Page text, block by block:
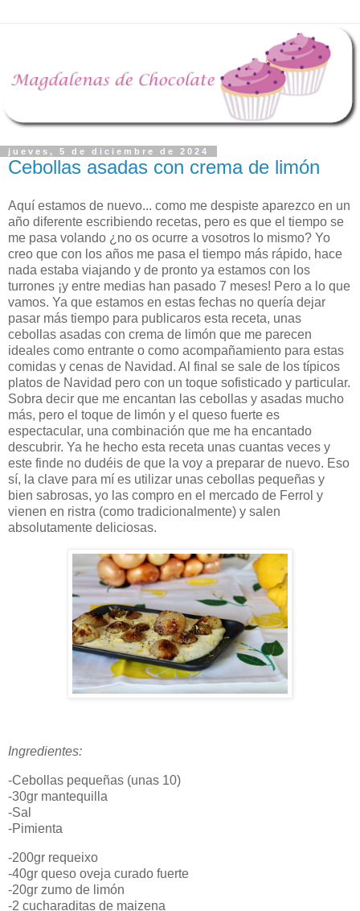
jueves, 5 de diciembre de 2024
Cebollas asadas con crema de limón
Aquí estamos de nuevo... como me despiste aparezco en un
año diferente escribiendo recetas, pero es que el tiempo se
me pasa volando ¿no os ocurre a vosotros lo mismo? Yo
creo que con los años me pasa el tiempo más rápido, hace
nada estaba viajando y de pronto ya estamos con los
turrones ¡y entre medias han pasado 7 meses! Pero a lo que
vamos. Ya que estamos en estas fechas no quería dejar
pasar más tiempo para publicaros esta receta, unas
cebollas asadas con crema de limón que me parecen
ideales como entrante o como acompañamiento para estas
comidas y cenas de Navidad. Al final se sale de los típicos
platos de Navidad pero con un toque sofisticado y particular.
Sobra decir que me encantan las cebollas y asadas mucho
más, pero el toque de limón y el queso fuerte es
espectacular, una combinación que me ha encantado
descubrir. Ya he hecho esta receta unas cuantas veces y
este finde no dudéis de que la voy a preparar de nuevo. Eso
sí, la clave para mí es utilizar unas cebollas pequeñas y
bien sabrosas, yo las compro en el mercado de Ferrol y
vienen en ristra (como tradicionalmente) y salen
absolutamente deliciosas.
Ingredientes:
-Cebollas pequeñas (unas 10)
-30gr mantequilla
-Sal
-Pimienta
-200gr requeixo
-40gr queso oveja curado fuerte
-20gr zumo de limón
-2 cucharaditas de maizena